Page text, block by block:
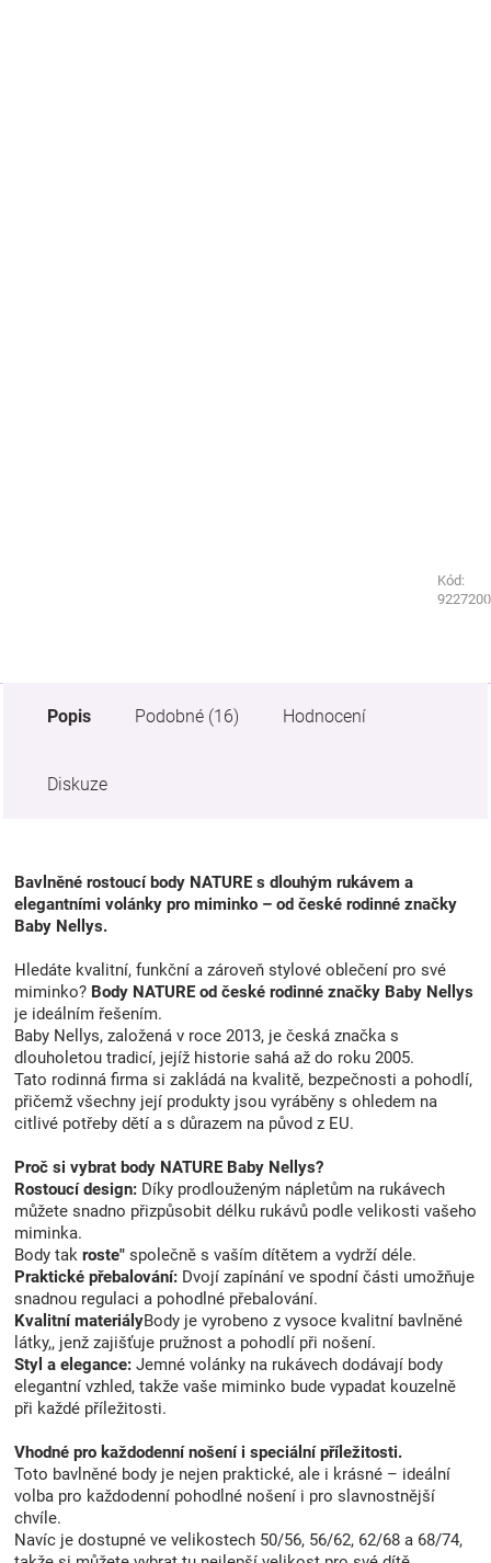
Kód:
Kód:
Popis Podobné (16) Hodnocení
Diskuze
Bavlněné rostoucí body NATURE s dlouhým rukávem a
elegantními volánky pro miminko – od české rodinné značky
Baby Nellys.
Hledáte kvalitní, funkční a zároveň stylové oblečení pro své
miminko? Body NATURE od české rodinné značky Baby Nellys
je ideálním řešením.
Baby Nellys, založená v roce 2013, je česká značka s
dlouholetou tradicí, jejíž historie sahá až do roku 2005.
Tato rodinná firma si zakládá na kvalitě, bezpečnosti a pohodlí,
přičemž všechny její produkty jsou vyráběny s ohledem na
citlivé potřeby dětí a s důrazem na původ z EU.
Proč si vybrat body NATURE Baby Nellys?
Rostoucí design: Díky prodlouženým nápletům na rukávech
můžete snadno přizpůsobit délku rukávů podle velikosti vašeho
miminka.
Body tak roste" společně s vaším dítětem a vydrží déle.
Praktické přebalování: Dvojí zapínání ve spodní části umožňuje
snadnou regulaci a pohodlné přebalování.
Kvalitní materiályBody je vyrobeno z vysoce kvalitní bavlněné
látky,, jenž zajišťuje pružnost a pohodlí při nošení.
Styl a elegance: Jemné volánky na rukávech dodávají body
elegantní vzhled, takže vaše miminko bude vypadat kouzelně
při každé příležitosti.
Vhodné pro každodenní nošení i speciální příležitosti.
Toto bavlněné body je nejen praktické, ale i krásné – ideální
volba pro každodenní pohodlné nošení i pro slavnostnější
chvíle.
Navíc je dostupné ve velikostech 50/56, 56/62, 62/68 a 68/74,